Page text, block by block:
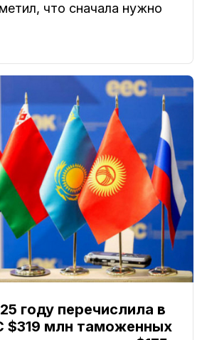
что сначала нужно
году перечислила в
млн таможенных